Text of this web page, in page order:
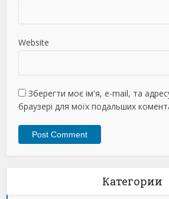
Website
Зберегти моє ім'я, e-mail, та
браузері для моїх подальших
Категории